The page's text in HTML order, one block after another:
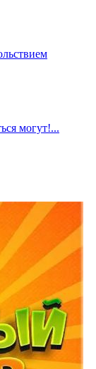
могут!...